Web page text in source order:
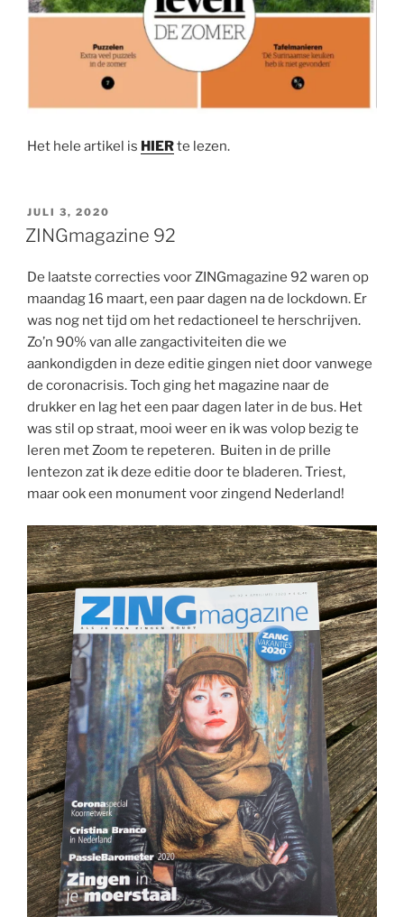
Het hele artikel is HIERte lezen.
GEPLAATST
OP
JULI 3, 2020
ZINGmagazine 92
De laatste correcties voor ZINGmagazine 92 waren op
maandag 16 maart, een paar dagen na de lockdown. Er
was nog net tijd om het redactioneel te herschrijven.
Zo’n 90% van alle zangactiviteiten die we
aankondigden in deze editie gingen niet door vanwege
de coronacrisis. Toch ging het magazine naar de
drukker en lag het een paar dagen later in de bus. Het
was stil op straat, mooi weer en ik was volop bezig te
leren met Zoom te repeteren. Buiten in de prille
lentezon zat ik deze editie door te bladeren. Triest,
maar ook een monument voor zingend Nederland!